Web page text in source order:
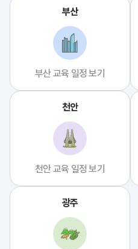
부산
부산 교육 일정 보기
천안
천안 교육 일정 보기
광주